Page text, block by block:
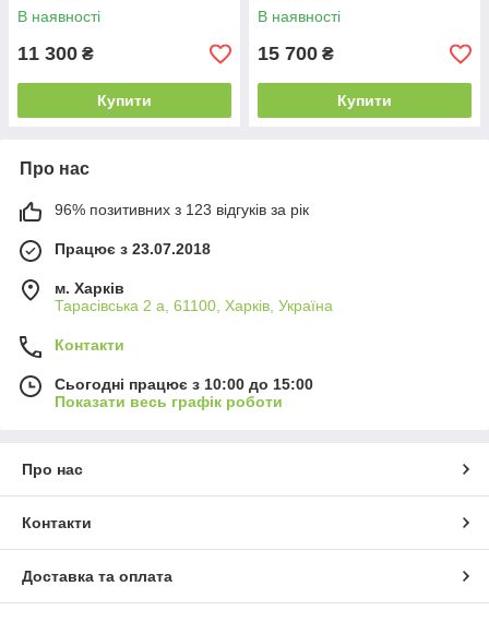
В наявності
11 300 ₴
Купити
В наявності
15 700 ₴
Купити
Про нас
96% позитивних з 123 відгуків за рік
Працює з 23.07.2018
м. Харків
Тарасівська 2 а, 61100, Харків, Україна
Контакти
Сьогодні працює з 10:00 до 15:00
Показати весь графік роботи
Про нас
Контакти
Доставка та оплата